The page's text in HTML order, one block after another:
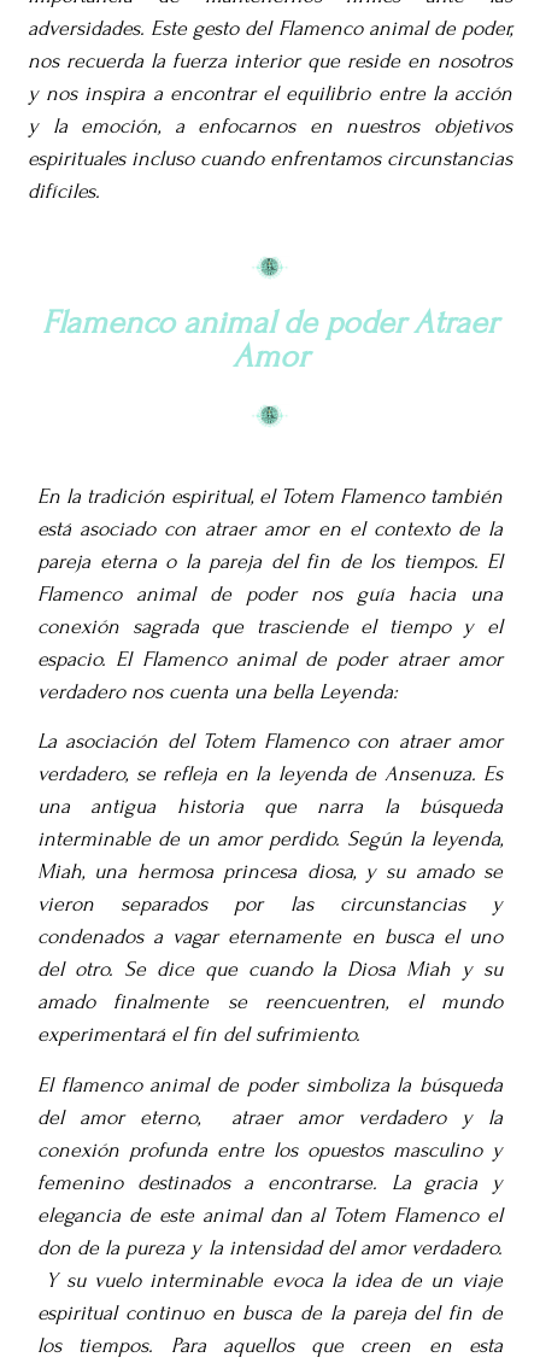
adversidades. Este gesto del Flamenco animal de poder,
nos recuerda la fuerza interior que reside en nosotros
y nos inspira a encontrar el equilibrio entre la acción
y la emoción, a enfocarnos en nuestros objetivos
espirituales incluso cuando enfrentamos circunstancias
difíciles.
Flamenco animal de poder Atraer
Amor
En la tradición espiritual, el Totem Flamenco también
está asociado con atraer amor en el contexto de la
pareja eterna o la pareja del fin de los tiempos. El
Flamenco animal de poder nos guía hacia una
conexión sagrada que trasciende el tiempo y el
espacio. El Flamenco animal de poder atraer amor
verdadero nos cuenta una bella Leyenda:
La asociación del Totem Flamenco con atraer amor
verdadero, se refleja en la leyenda de Ansenuza. Es
una antigua historia que narra la búsqueda
interminable de un amor perdido. Según la leyenda,
Miah, una hermosa princesa diosa, y su amado se
vieron separados por las circunstancias y
condenados a vagar eternamente en busca el uno
del otro. Se dice que cuando la Diosa Miah y su
amado finalmente se reencuentren, el mundo
experimentará el fín del sufrimiento.
El flamenco animal de poder simboliza la búsqueda
del amor eterno, atraer amor verdadero y la
conexión profunda entre los opuestos masculino y
femenino destinados a encontrarse. La gracia y
elegancia de este animal dan al Totem Flamenco el
don de la pureza y la intensidad del amor verdadero.
Y su vuelo interminable evoca la idea de un viaje
espiritual continuo en busca de la pareja del fin de
los tiempos. Para aquellos que creen en esta